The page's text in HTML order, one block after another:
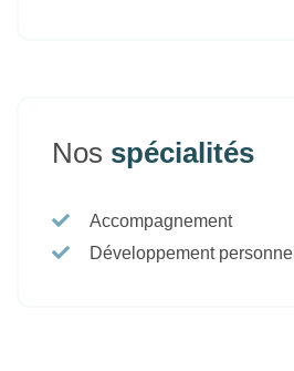
Nos spécialités
Accompagnement
Développement personnel